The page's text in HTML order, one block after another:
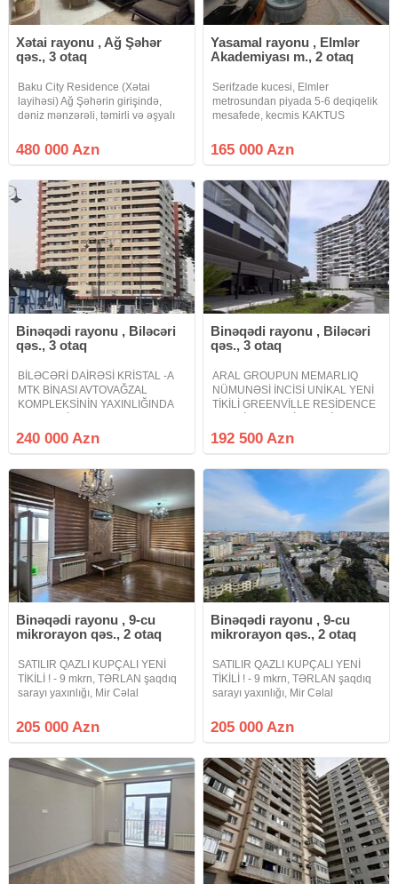
Prestijli və rahat yaşam zonası
Qeyd:Əlavə məlumat və mənzilə yerində baxiş keçirtmek
Şirkətin xidmət haqqı mənzil dəyərinin 1%-nı təşkil edir.
Xətai rayonu , Ağ Şəhər
qəs., 3 otaq
Baku City Residence (Xətai
layihəsi) Ağ Şəhərin girişində,
dəniz mənzərəli, təmirli və əşyalı
qazanan hissəsində yerləşən bu
mənzil, həm yaşayış, həm də
480 000 Azn
Yasamal rayonu , Elmlər
Akademiyası m., 2 otaq
Serifzade kucesi, Elmler
metrosundan piyada 5-6 deqiqelik
mesafede, kecmis KAKTUS
binada umumi sahesi 55 kv m
olan 1 otaqdan 2 otaga duzelme
165 000 Azn
Binəqədi rayonu , Biləcəri
qəs., 3 otaq
BİLƏCƏRİ DAİRƏSİ KRİSTAL -A
MTK BİNASI AVTOVAĞZAL
KOMPLEKSİNİN YAXINLIĞINDA
QAZLI LİFTLİ TAMTƏMİRLİ
ƏŞYALI SATILIR Biləcəri dairəsi
Avtovağzal kompleksinin
240 000 Azn
Binəqədi rayonu , Biləcəri
qəs., 3 otaq
ARAL GROUPUN MEMARLIQ
NÜMUNƏSİ İNCİSİ UNİKAL YENİ
TİKİLİ GREENVİLLE RESİDENCE
BİNALAR PODMAYAK MƏNZİL
Bakı şəhəri ən prestijli elit yaşayış
kompleksinin yaxınlığında
192 500 Azn
Binəqədi rayonu , 9-cu
mikrorayon qəs., 2 otaq
SATILIR QAZLI KUPÇALI YENİ
TİKİLİ ! - 9 mkrn, TƏRLAN şaqdıq
sarayı yaxınlığı, Mir Cəlal
Qanuni 2 otaqlı, 85 kv.m., 19/18 -
MANSARD DEYİL ! - Mənzilin xoş
205 000 Azn
Binəqədi rayonu , 9-cu
mikrorayon qəs., 2 otaq
SATILIR QAZLI KUPÇALI YENİ
TİKİLİ ! - 9 mkrn, TƏRLAN şaqdıq
sarayı yaxınlığı, Mir Cəlal
Qanuni 2 otaqlı, 85 kv.m., 19/18 -
MANSARD DEYİL ! - Mənzilin xoş
205 000 Azn